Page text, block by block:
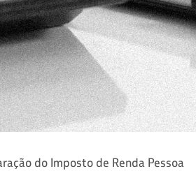
do Imposto de Renda Pessoa